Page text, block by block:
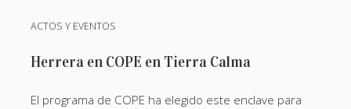
ACTOS Y EVENTOS
Herrera en COPE en Tierra Calma
El programa de COPE ha elegido este enclave para